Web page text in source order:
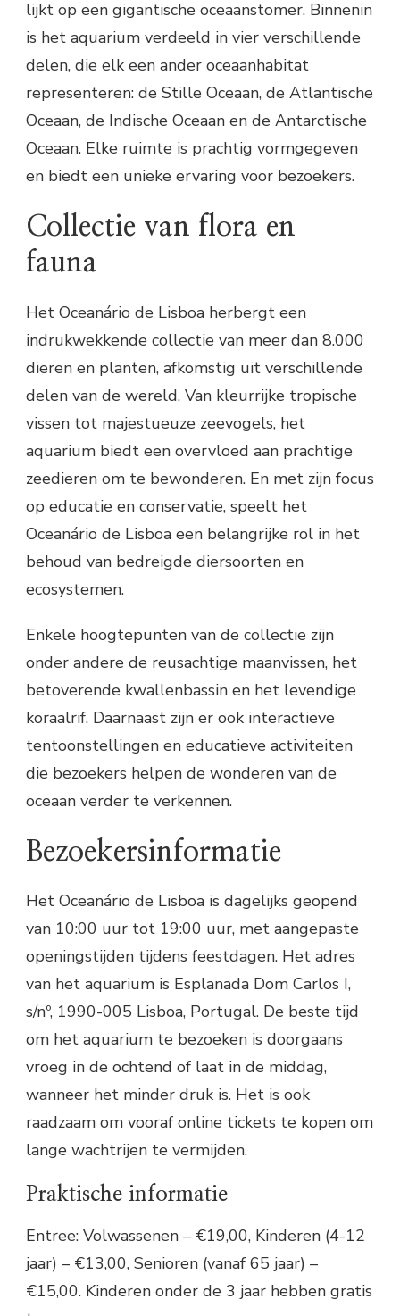
lijkt op een gigantische oceaanstomer. Binnenin
is het aquarium verdeeld in vier verschillende
delen, die elk een ander oceaanhabitat
representeren: de Stille Oceaan, de Atlantische
Oceaan, de Indische Oceaan en de Antarctische
Oceaan. Elke ruimte is prachtig vormgegeven
en biedt een unieke ervaring voor bezoekers.
Collectie van flora en
fauna
Het Oceanário de Lisboa herbergt een
indrukwekkende collectie van meer dan 8.000
dieren en planten, afkomstig uit verschillende
delen van de wereld. Van kleurrijke tropische
vissen tot majestueuze zeevogels, het
aquarium biedt een overvloed aan prachtige
zeedieren om te bewonderen. En met zijn focus
op educatie en conservatie, speelt het
Oceanário de Lisboa een belangrijke rol in het
behoud van bedreigde diersoorten en
ecosystemen.
Enkele hoogtepunten van de collectie zijn
onder andere de reusachtige maanvissen, het
betoverende kwallenbassin en het levendige
koraalrif. Daarnaast zijn er ook interactieve
tentoonstellingen en educatieve activiteiten
die bezoekers helpen de wonderen van de
oceaan verder te verkennen.
Bezoekersinformatie
Het Oceanário de Lisboa is dagelijks geopend
van 10:00 uur tot 19:00 uur, met aangepaste
openingstijden tijdens feestdagen. Het adres
van het aquarium is Esplanada Dom Carlos I,
s/nº, 1990-005 Lisboa, Portugal. De beste tijd
om het aquarium te bezoeken is doorgaans
vroeg in de ochtend of laat in de middag,
wanneer het minder druk is. Het is ook
raadzaam om vooraf online tickets te kopen om
lange wachtrijen te vermijden.
Praktische informatie
Entree: Volwassenen – €19,00, Kinderen (4-12
jaar) – €13,00, Senioren (vanaf 65 jaar) –
€15,00. Kinderen onder de 3 jaar hebben gratis